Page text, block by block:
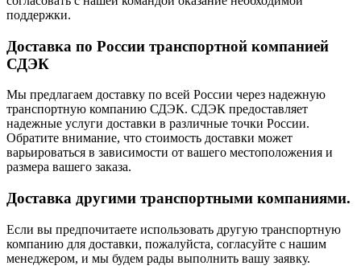
поддержки.
Доставка по России транспортной компанией
СДЭК
Мы предлагаем доставку по всей России через надежную
транспортную компанию СДЭК. СДЭК предоставляет
надежные услуги доставки в различные точки России.
Обратите внимание, что стоимость доставки может
варьироваться в зависимости от вашего местоположения и
размера вашего заказа.
Доставка другими транспортными компаниями.
Если вы предпочитаете использовать другую транспортную
компанию для доставки, пожалуйста, согласуйте с нашим
менеджером, и мы будем рады выполнить вашу заявку.